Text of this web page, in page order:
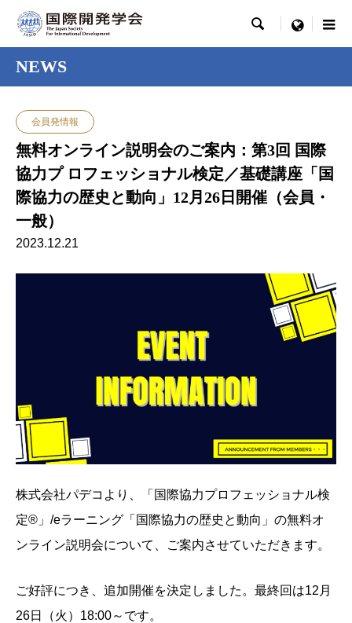
 menu
NEWS
会員発情報
無料オンライン説明会のご案内：第3回 国際
協力プ ロフェッショナル検定／基礎講座「国
際協力の歴史と動向」12月26日開催（会員・
一般）
2023.12.21
株式会社パデコより、「国際協力プロフェッショナル検
定®」/eラーニング「国際協力の歴史と動向」の無料オ
ンライン説明会について、ご案内させていただきます。
ご好評につき、追加開催を決定しました。最終回は12月
26日（火）18:00～です。